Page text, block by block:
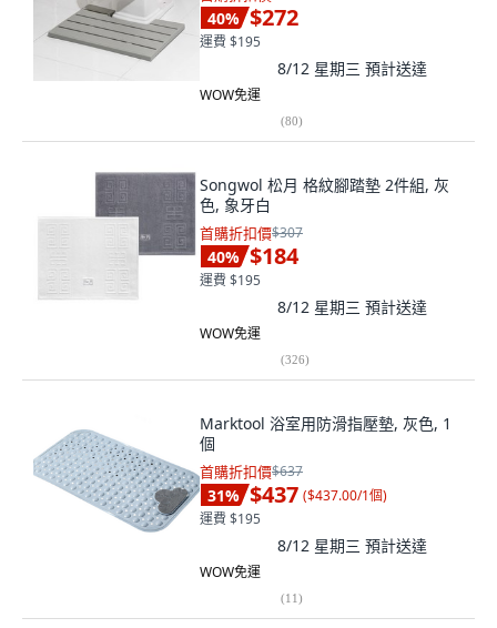
40% $272
運費 $195
8/12 星期三 預計送達
WOW免運
(80)
Songwol 松月 格紋腳踏墊 2件組, 灰
色, 象牙白
首購折扣價$307
40% $184
運費 $195
8/12 星期三 預計送達
WOW免運
(326)
Marktool 浴室用防滑指壓墊, 灰色, 1
個
首購折扣價$637
31% $437 ($437.00/1個)
運費 $195
8/12 星期三 預計送達
WOW免運
(11)